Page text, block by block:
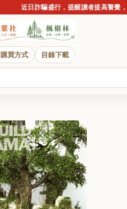
近日詐騙盛行，提醒讀者提高警覺，請
購買方式 目錄下載